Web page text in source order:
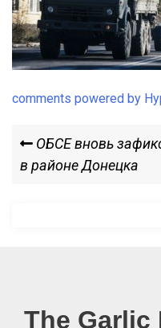
comments powered by
Навигация
по
Previous
Post
ОБСЕ вновь
в районе Донецка
The Garlic